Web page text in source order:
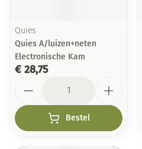
Quies
Quies A/luizen+neten
Electronische Kam
€ 28,75
Bestel